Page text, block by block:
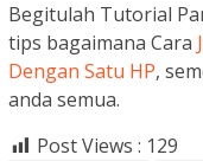
Begitulah Tutorial
tips bagaimana Cara
Dengan Satu HP,
anda semua.
Post Views : 129